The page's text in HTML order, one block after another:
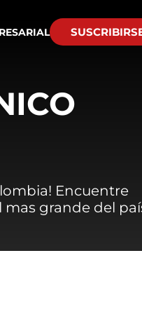
Encuentre
mas grande del